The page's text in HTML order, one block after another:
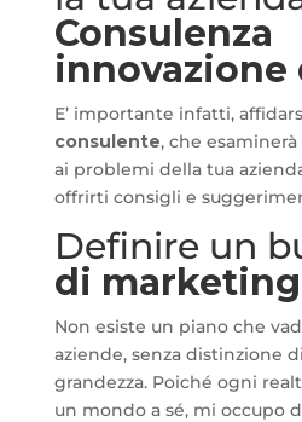
Consulenza
innovazione
E’ importante infatti,
consulente, che
ai problemi della tua
offrirti consigli e
Definire un
di marketing
Non esiste un piano che
aziende, senza distinzione
grandezza. Poiché ogni
un mondo a sé, mi occupo